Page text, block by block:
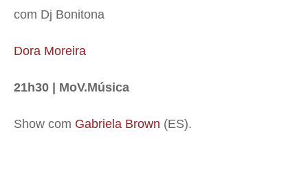
com Dj Bonitona
Dora Moreira
21h30 | MoV.Música
Show com Gabriela Brown (ES).